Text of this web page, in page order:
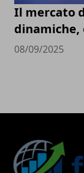
Il mercato
dinamiche,
08/09/2025